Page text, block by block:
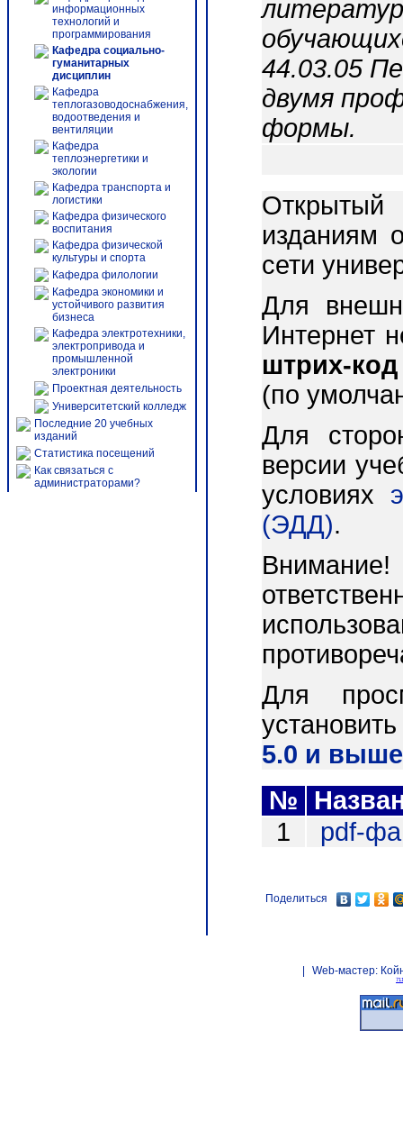
информационных
технологий и
программирования
Кафедра социально-
гуманитарных
дисциплин
Кафедра
теплогазоводоснабжения,
водоотведения и
вентиляции
Кафедра
теплоэнергетики и
экологии
Кафедра транспорта и
логистики
Кафедра физического
воспитания
Кафедра физической
культуры и спорта
Кафедра филологии
Кафедра экономики и
устойчивого развития
бизнеса
Кафедра электротехники,
электропривода и
промышленной
электроники
Проектная деятельность
Университетский колледж
Последние 20 учебных
изданий
Статистика посещений
Как связаться с
администраторами?
44.03.05
двумя
формы.
Открытый
изданиям
сети
Для
Интернет
штрих-код
(по
Для
версии
условиях
(ЭДД).
Для
5.0 и
№
1
pdf-
Поделиться
Web-мастер: